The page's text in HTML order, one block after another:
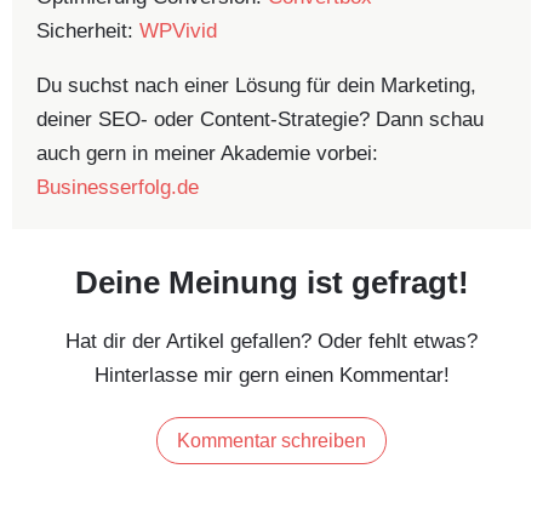
Sicherheit: WPVivid
Du suchst nach einer Lösung für dein Marketing,
deiner SEO- oder Content-Strategie? Dann schau
auch gern in meiner Akademie vorbei:
Businesserfolg.de
Deine Meinung ist gefragt!
Hat dir der Artikel gefallen? Oder fehlt etwas?
Hinterlasse mir gern einen Kommentar!
Kommentar schreiben